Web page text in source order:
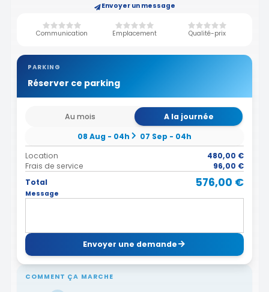
Envoyer un message
Communication Emplacement Qualité-prix
PARKING
Réserver ce parking
Au mois
A la journée
08 Aug - 04h
07 Sep - 04h
Location
480,00 €
Frais de service
96,00 €
Total
576,00 €
Message
Envoyer une demande
COMMENT ÇA MARCHE